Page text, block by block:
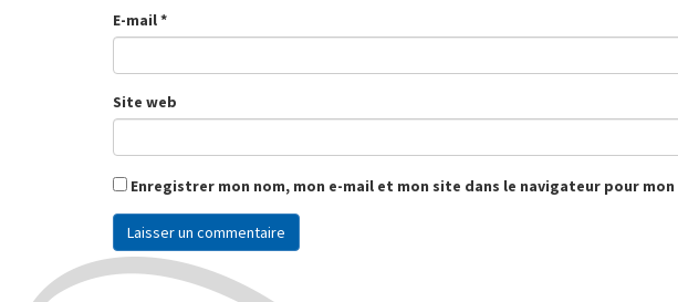
E-mail*
Site web
Enregistrer mon nom, mon e-mail et mon site dans le navigateur pour